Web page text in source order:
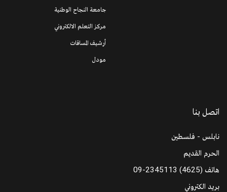
جامعة النجاح الوطنية
مركز التعلم الالكتروني
أرشيف المساقات
مودل
اتصل بنا
نابلس - فلسطين
الحرم القديم
هاتف 09-2345113 (4625)
بريد الكتروني